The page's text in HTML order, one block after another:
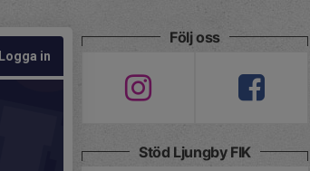
Logga in
Följ oss
Stöd Ljungby FIK